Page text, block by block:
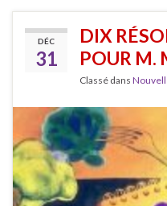
DÉC
31
DIX
POUR M.
Classé dans